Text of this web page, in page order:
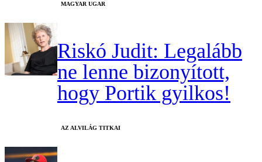
MAGYAR UGAR
Riskó Judit: Legalább
ne lenne bizonyított,
hogy Portik gyilkos!
AZ ALVILÁG TITKAI